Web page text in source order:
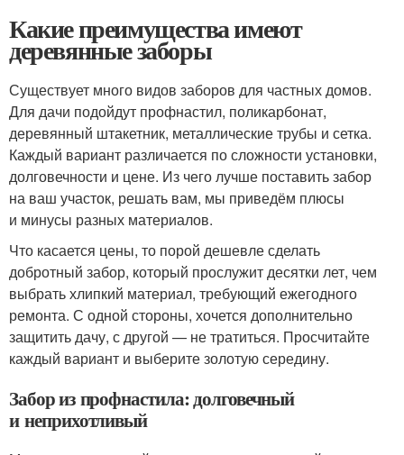
Какие преимущества имеют
деревянные заборы
Существует много видов заборов для частных домов.
Для дачи подойдут профнастил, поликарбонат,
деревянный штакетник, металлические трубы и сетка.
Каждый вариант различается по сложности установки,
долговечности и цене. Из чего лучше поставить забор
на ваш участок, решать вам, мы приведём плюсы
и минусы разных материалов.
Что касается цены, то порой дешевле сделать
добротный забор, который прослужит десятки лет, чем
выбрать хлипкий материал, требующий ежегодного
ремонта. С одной стороны, хочется дополнительно
защитить дачу, с другой — не тратиться. Просчитайте
каждый вариант и выберите золотую середину.
Забор из профнастила: долговечный
и неприхотливый